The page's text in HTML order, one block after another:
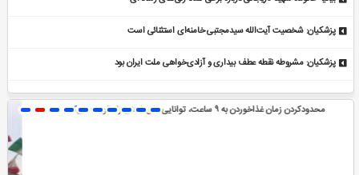
پزشکیان: شخصیت آیت‌الله سیدمجتبی خامنه‌ای استثنائی است
پزشکیان: مشروطه نقطه عطف بیداری و آزادی‌خواهی ملت ایران بود